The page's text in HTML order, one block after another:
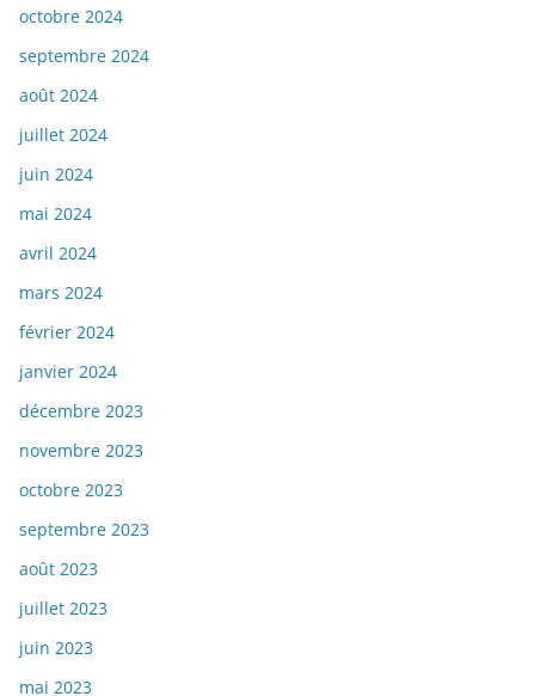
octobre 2024
septembre 2024
août 2024
juillet 2024
juin 2024
mai 2024
avril 2024
mars 2024
février 2024
janvier 2024
décembre 2023
novembre 2023
octobre 2023
septembre 2023
août 2023
juillet 2023
juin 2023
mai 2023